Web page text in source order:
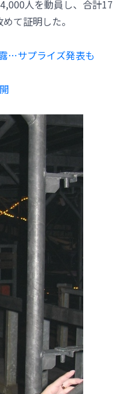
人を動員し、合計17
て証明した。
…サプライズ発表も